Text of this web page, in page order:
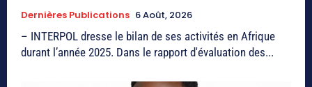
Dernières Publications 6 Août, 2026
– INTERPOL dresse le bilan de ses activités en Afrique
durant l’année 2025. Dans le rapport d'évaluation des...